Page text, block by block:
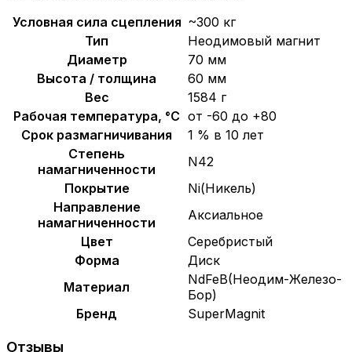
Условная сила сцепления ~300 кг
Тип
Неодимовый магнит
Диаметр
70 мм
Высота / толщина
60 мм
Вес
1584 г
Рабочая температура, °C от -60 до +80
Срок размагничивания
1 % в 10 лет
Степень
намагниченности
N42
Покрытие
Ni(Никель)
Направление
намагниченности
Аксиальное
Цвет
Серебристый
Форма
Диск
Материал
NdFeB(Неодим-Железо-
Бор)
Бренд
SuperMagnit
Отзывы